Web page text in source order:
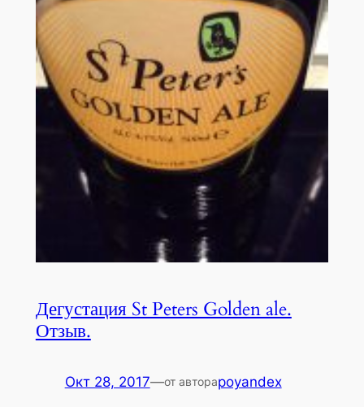
Дегустация St Peters Golden ale.
Отзыв.
Окт 28, 2017—от автораpoyandex